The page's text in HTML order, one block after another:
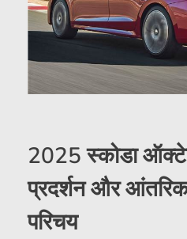
2025 स्कोडा
प्रदर्शन और आंतरिक
परिचय